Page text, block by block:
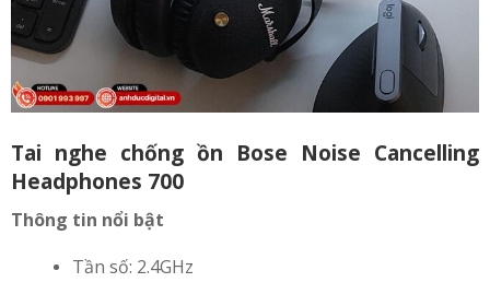
Tai nghe chống ồn Bose Noise Cancelling
Headphones 700
Thông tin nổi bật
Tần số: 2.4GHz